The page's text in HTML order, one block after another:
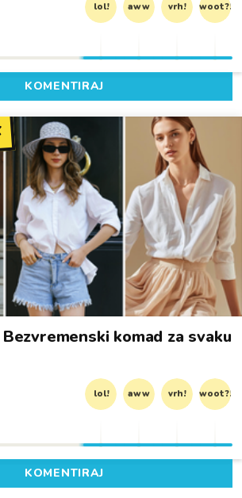
lol! aww vrh! woot?!
KOMENTIRAJ
komad za svaku
lol! aww vrh! woot?!
KOMENTIRAJ